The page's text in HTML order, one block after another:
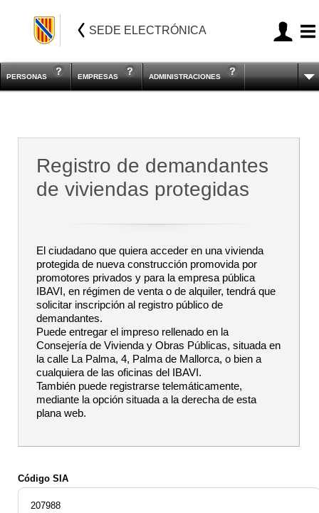
SEDE ELECTRÓNICA
PERSONAS EMPRESAS ADMINISTRACIONES
Registro de demandantes
de viviendas protegidas
El ciudadano que quiera acceder en una vivienda
protegida de nueva construcción promovida por
promotores privados y para la empresa pública
IBAVI, en régimen de venta o de alquiler, tendrá que
solicitar inscripción al registro público de
demandantes.
Puede entregar el impreso rellenado en la
Consejería de Vivienda y Obras Públicas, situada en
la calle La Palma, 4, Palma de Mallorca, o bien a
cualquiera de las oficinas del IBAVI.
También puede registrarse telemáticamente,
mediante la opción situada a la derecha de esta
plana web.
Código SIA
207988